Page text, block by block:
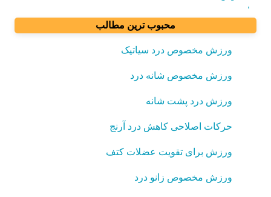
محبوب ترین مطالب
ورزش مخصوص درد سیاتیک
ورزش مخصوص شانه درد
ورزش درد پشت شانه
حرکات اصلاحی کاهش درد آرنج
ورزش برای تقویت عضلات کتف
ورزش مخصوص زانو درد